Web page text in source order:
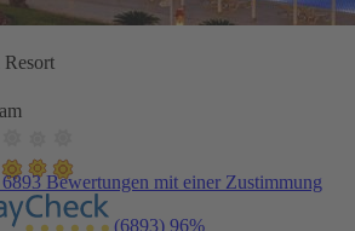
Resort
Bewertungen mit einer Zustimmung
(6893) 96%